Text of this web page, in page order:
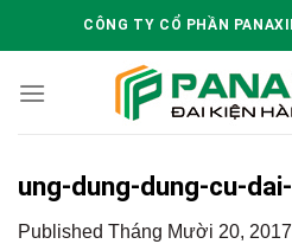
CÔNG TY CỔ PHẦN
ung-dung-dung-cu-
Published Tháng Mười 20, 2017